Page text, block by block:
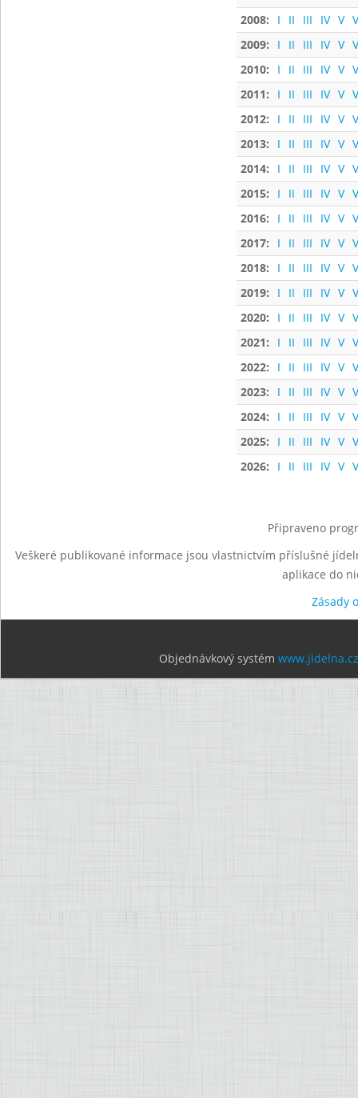
2008:
I II III IV V
2009:
I II III IV V
2010:
I II III IV V
2011:
I II III IV V
2012:
I II III IV V
2013:
I II III IV V
2014:
I II III IV V
2015:
I II III IV V
2016:
I II III IV V
2017:
I II III IV V
2018:
I II III IV V
2019:
I II III IV V
2020:
I II III IV V
2021:
I II III IV V
2022:
I II III IV V
2023:
I II III IV V
2024:
I II III IV V
2025:
I II III IV V
2026:
I II III IV V
Připraveno
Veškeré publikované informace jsou vlastnictvím příslušné
aplikace do
Zásady
Objednávkový systém www.jidelna.cz